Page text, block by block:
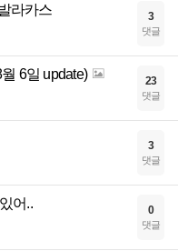
라카스 3
댓글
6일 update) 23
댓글
3
댓글
어.. 0
댓글